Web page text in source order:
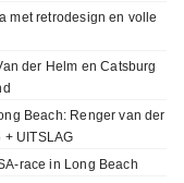
met retrodesign en volle
der Helm en Catsburg
Beach: Renger van der
UITSLAG
race in Long Beach